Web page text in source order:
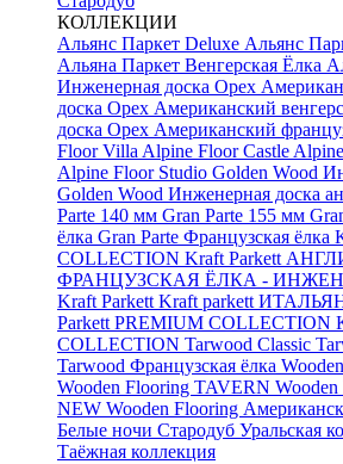
КОЛЛЕКЦИИ
Альянс Паркет Deluxe Альянс
Альяна Паркет Венгерская Ёлка
Инженерная доска Орех
доска Орех Американский
доска Орех Американский
Floor Villa Alpine Floor Castle
Alpine Floor Studio Golden Wood
Golden Wood Инженерная доска
Parte 140 мм Gran Parte 155 мм
ёлка Gran Parte Французская ёлка
COLLECTION Kraft Parkett
ФРАНЦУЗСКАЯ ЁЛКА -
Kraft Parkett Kraft parkett
Parkett PREMIUM COLLECTION
COLLECTION Tarwood Classic
Tarwood Французская ёлка
Wooden Flooring TAVERN
NEW Wooden Flooring
Белые ночи Стародуб Уральская
Таёжная коллекция